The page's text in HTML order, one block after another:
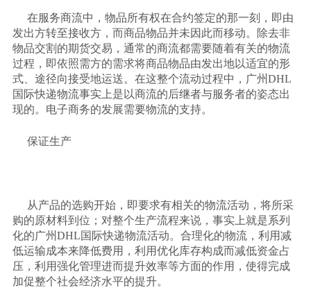
在服务商流中，物品所有权在合约签定的那一刻，即由
发出方转至接收方，而商品物品并未因此而移动。除去非
物品交割的期货交易，通常的商流都需要随着有关的物流
过程，即依照需方的需求将商品物品由发出地以适宜的形
式、途径向接受地运送。在这整个流动过程中，广州DHL
国际快递物流事实上是以商流的后继者与服务者的姿态出
现的。电子商务的发展需要物流的支持。
保证生产
从产品的选购开始，即要求有相关的物流活动，将所采
购的原材料到位；对整个生产流程来说，事实上就是系列
化的广州DHL国际快递物流活动。合理化的物流，利用减
低运输成本来降低费用，利用优化库存构成而减低资金占
压，利用强化管理进而提升效率等方面的作用，使得完成
加促整个社会经济水平的提升。